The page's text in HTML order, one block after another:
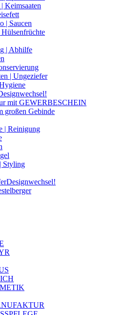
Keimsaaten
| Saucen
| Abhilfe
| Ungeziefer
mit GEWERBESCHEIN
großen Gebinde
| Reinigung
Styling
Designwechsel!